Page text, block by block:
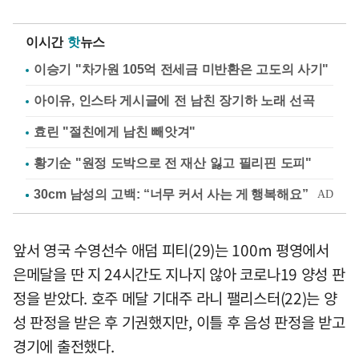
이시간 핫뉴스
이승기 "차가원 105억 전세금 미반환은 고도의 사기"
아이유, 인스타 게시글에 전 남친 장기하 노래 선곡
효린 "절친에게 남친 빼앗겨"
황기순 "원정 도박으로 전 재산 잃고 필리핀 도피"
앞서 영국 수영선수 애덤 피티(29)는 100m 평영에서
은메달을 딴 지 24시간도 지나지 않아 코로나19 양성 판
정을 받았다. 호주 메달 기대주 라니 팰리스터(22)는 양
성 판정을 받은 후 기권했지만, 이틀 후 음성 판정을 받고
경기에 출전했다.